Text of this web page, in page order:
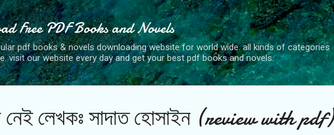
Skip to main content
Free PDF Books and Novels
pdf books & novels downloading website for world wide. all kinds of categories
visit our website every day and get your best pdf books and novels.
নেই লেখকঃ সাদাত হোসাইন (review with pdf)